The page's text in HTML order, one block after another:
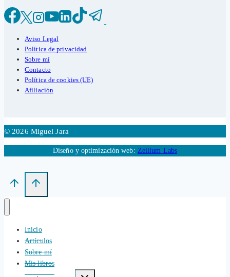
Aviso Legal
Política de privacidad
Sobre mí
Contacto
Política de cookies (UE)
Afiliación
© 2026 Miguel Jara
Diseño y optimización web: Zellium Labs
Inicio
Artículos
Sobre mí
Mis libros
Alternar